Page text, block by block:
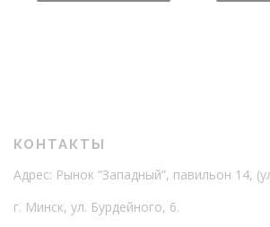
КОНТАКТЫ
Адрес: Рынок “Западный”, павильон 14,
г. Минск, ул. Бурдейного, 6.